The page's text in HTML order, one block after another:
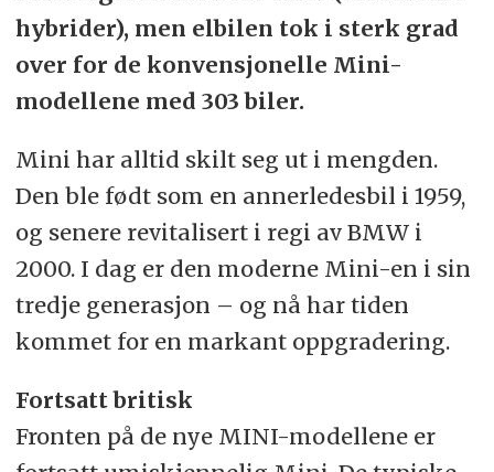
hybrider), men elbilen tok i sterk grad
over for de konvensjonelle Mini-
modellene med 303 biler.
Mini har alltid skilt seg ut i mengden.
Den ble født som en annerledesbil i 1959,
og senere revitalisert i regi av BMW i
2000. I dag er den moderne Mini-en i sin
tredje generasjon – og nå har tiden
kommet for en markant oppgradering.
Fortsatt britisk
Fronten på de nye MINI-modellene er